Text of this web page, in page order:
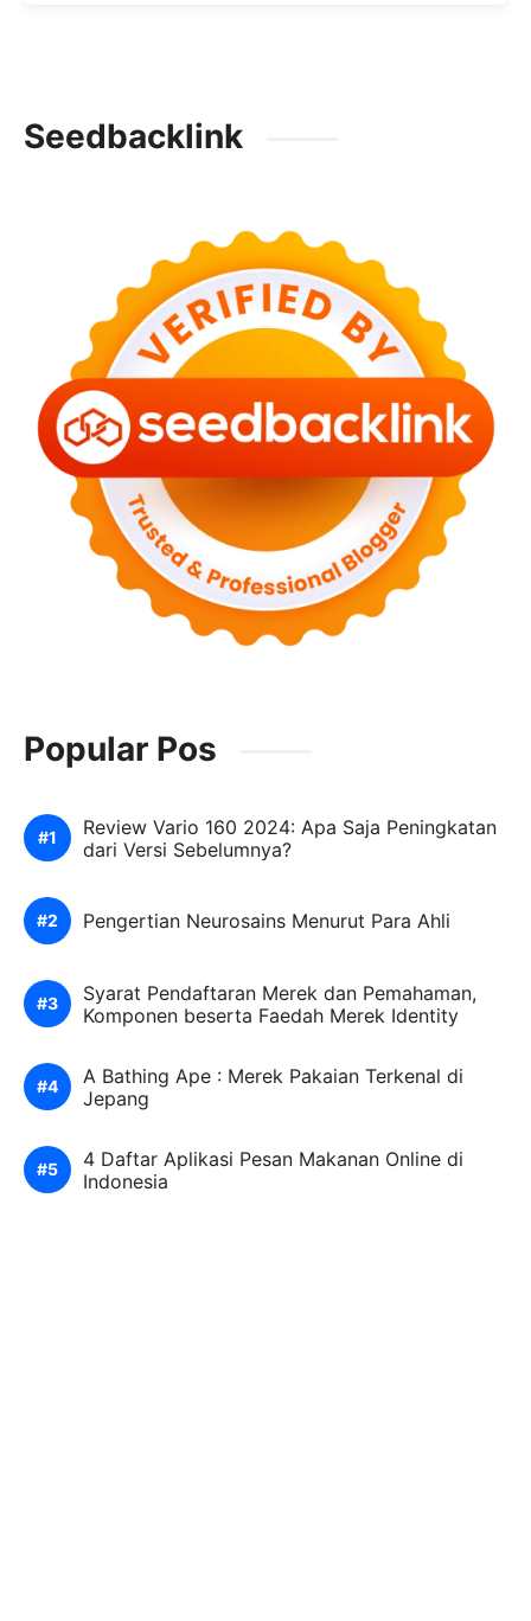
Seedbacklink
Popular Pos
Review Vario 160 2024: Apa Saja Peningkatan
dari Versi Sebelumnya?
Pengertian Neurosains Menurut Para Ahli
Syarat Pendaftaran Merek dan Pemahaman,
Komponen beserta Faedah Merek Identity
A Bathing Ape : Merek Pakaian Terkenal di
Jepang
4 Daftar Aplikasi Pesan Makanan Online di
Indonesia